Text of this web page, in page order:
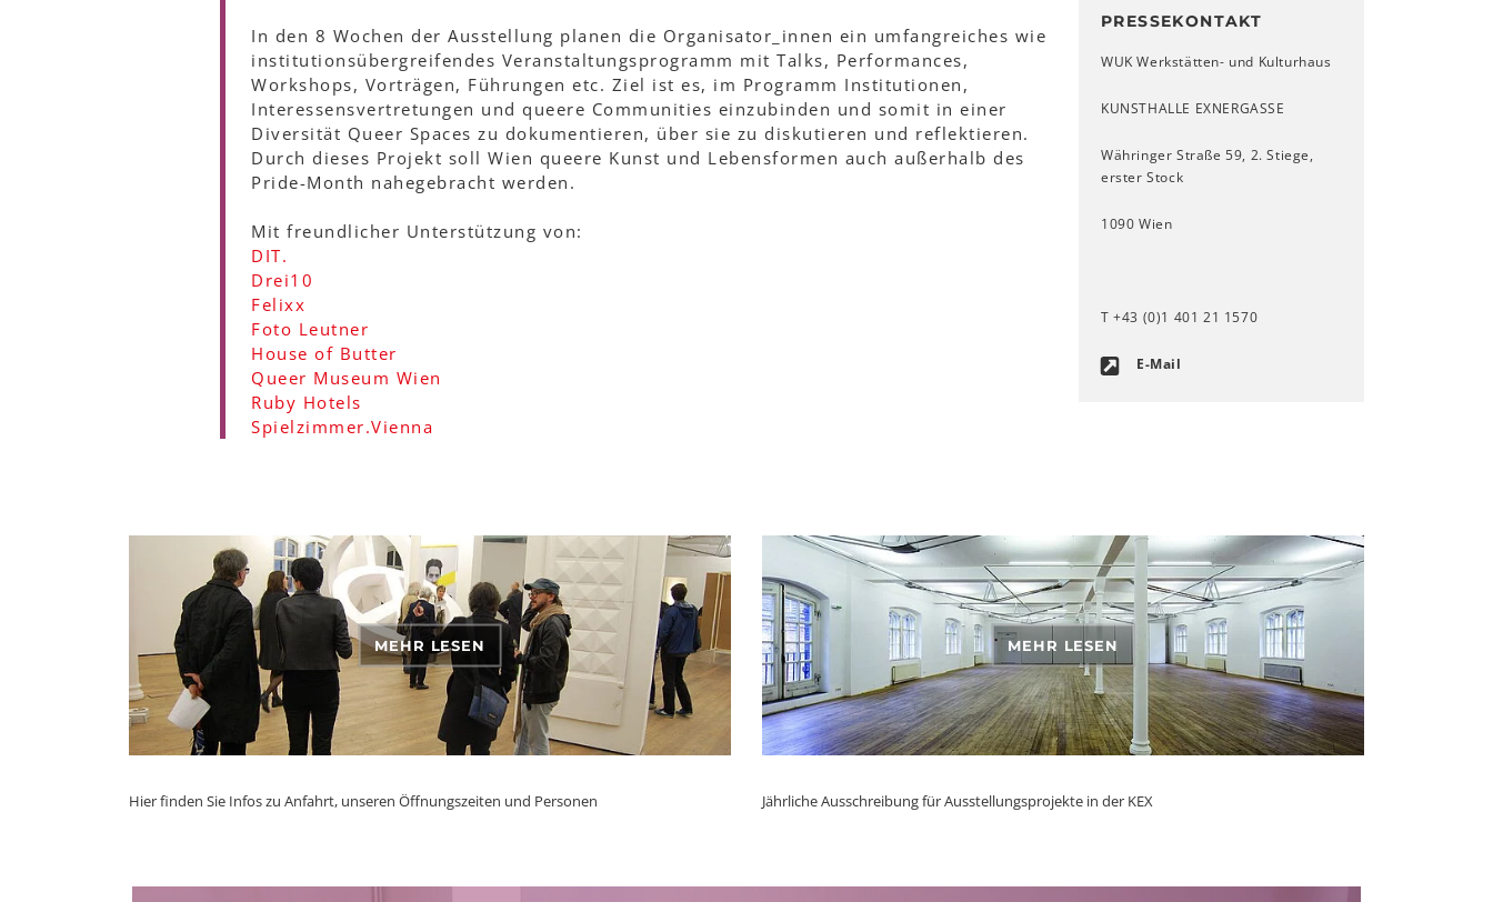
In den 8 Wochen der Ausstellung planen die Organisator_innen ein umfangreiches wie
institutionsübergreifendes Veranstaltungsprogramm mit Talks, Performances,
Workshops, Vorträgen, Führungen etc. Ziel ist es, im Programm Institutionen,
Interessensvertretungen und queere Communities einzubinden und somit in einer
Diversität Queer Spaces zu dokumentieren, über sie zu diskutieren und reflektieren.
Durch dieses Projekt soll Wien queere Kunst und Lebensformen auch außerhalb des
Pride-Month nahegebracht werden.
Mit freundlicher Unterstützung von:
DIT.
Drei10
Felixx
Foto Leutner
House of Butter
Queer Museum Wien
Ruby Hotels
Spielzimmer.Vienna
PRESSEKONTAKT
WUK Werkstätten- und Kulturhaus
KUNSTHALLE EXNERGASSE
Währinger Straße 59, 2. Stiege,
erster Stock
1090 Wien
T +43 (0)1 401 21 1570
E-Mail
MEHR LESEN
Hier finden Sie Infos zu Anfahrt, unseren Öffnungszeiten und Personen
MEHR LESEN
Jährliche Ausschreibung für Ausstellungsprojekte in der KEX